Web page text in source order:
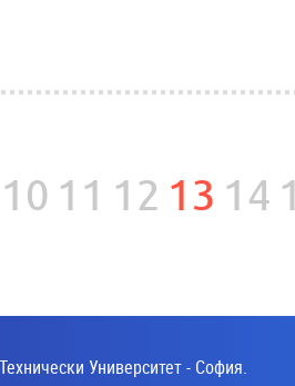
1011 121314
Университет - София.